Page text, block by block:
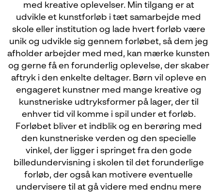
med kreative oplevelser. Min tilgang er at
udvikle et kunstforløb i tæt samarbejde med
skole eller institution og lade hvert forløb være
unik og udvikle sig gennem forløbet, så dem jeg
afholder arbejder med med, kan mærke kunsten
og gerne få en forunderlig oplevelse, der skaber
aftryk i den enkelte deltager. Børn vil opleve en
engageret kunstner med mange kreative og
kunstneriske udtryksformer på lager, der til
enhver tid vil komme i spil under et forløb.
Forløbet bliver et indblik og en berøring med
den kunstneriske verden og den specielle
vinkel, der ligger i springet fra den gode
billedundervisning i skolen til det forunderlige
forløb, der også kan motivere eventuelle
undervisere til at gå videre med endnu mere